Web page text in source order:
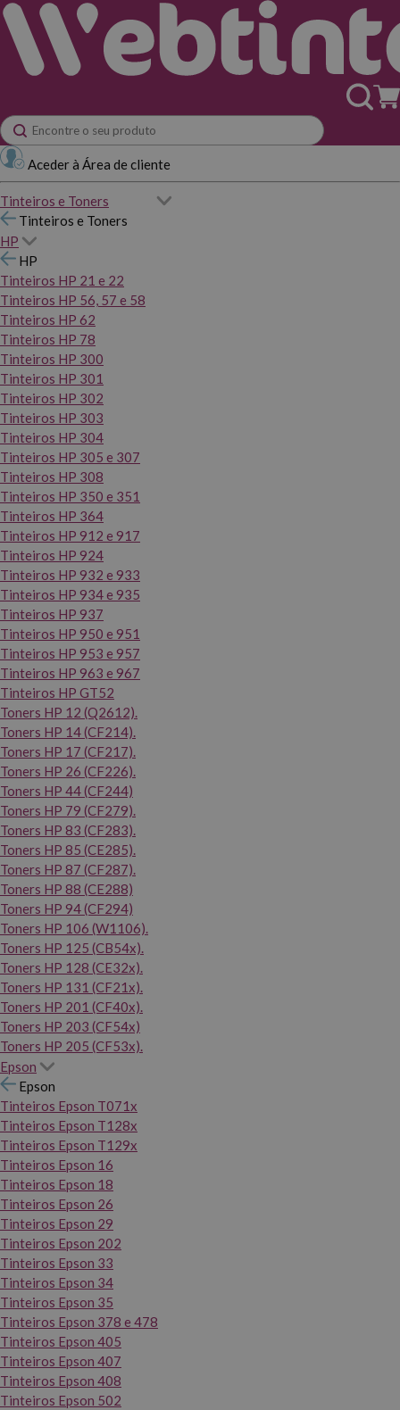
Aceder à Área de cliente
Tinteiros e Toners
Tinteiros e Toners
HP
HP
Tinteiros HP 21 e 22
Tinteiros HP 56, 57 e 58
Tinteiros HP 62
Tinteiros HP 78
Tinteiros HP 300
Tinteiros HP 301
Tinteiros HP 302
Tinteiros HP 303
Tinteiros HP 304
Tinteiros HP 305 e 307
Tinteiros HP 308
Tinteiros HP 350 e 351
Tinteiros HP 364
Tinteiros HP 912 e 917
Tinteiros HP 924
Tinteiros HP 932 e 933
Tinteiros HP 934 e 935
Tinteiros HP 937
Tinteiros HP 950 e 951
Tinteiros HP 953 e 957
Tinteiros HP 963 e 967
Tinteiros HP GT52
Toners HP 12 (Q2612).
Toners HP 14 (CF214).
Toners HP 17 (CF217).
Toners HP 26 (CF226).
Toners HP 44 (CF244)
Toners HP 79 (CF279).
Toners HP 83 (CF283).
Toners HP 85 (CE285).
Toners HP 87 (CF287).
Toners HP 88 (CE288)
Toners HP 94 (CF294)
Toners HP 106 (W1106).
Toners HP 125 (CB54x).
Toners HP 128 (CE32x).
Toners HP 131 (CF21x).
Toners HP 201 (CF40x).
Toners HP 203 (CF54x)
Toners HP 205 (CF53x).
Epson
Epson
Tinteiros Epson T071x
Tinteiros Epson T128x
Tinteiros Epson T129x
Tinteiros Epson 16
Tinteiros Epson 18
Tinteiros Epson 26
Tinteiros Epson 29
Tinteiros Epson 202
Tinteiros Epson 33
Tinteiros Epson 34
Tinteiros Epson 35
Tinteiros Epson 378 e 478
Tinteiros Epson 405
Tinteiros Epson 407
Tinteiros Epson 408
Tinteiros Epson 502